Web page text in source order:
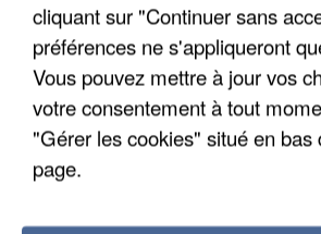
cliquant sur "Continuer sans
préférences ne s'appliqueront
Vous pouvez mettre à jour vos
votre consentement à tout
"Gérer les cookies" situé en bas
page.